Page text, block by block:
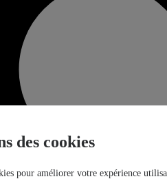
des cookies
pour améliorer votre expérience